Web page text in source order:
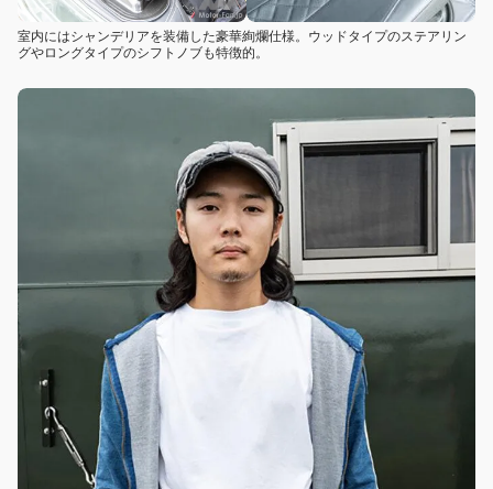
室内にはシャンデリアを装備した豪華絢爛仕様。ウッドタイプのステアリン
グやロングタイプのシフトノブも特徴的。